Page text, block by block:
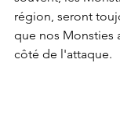
région, seront
que nos Monsties
côté de l'attaque.